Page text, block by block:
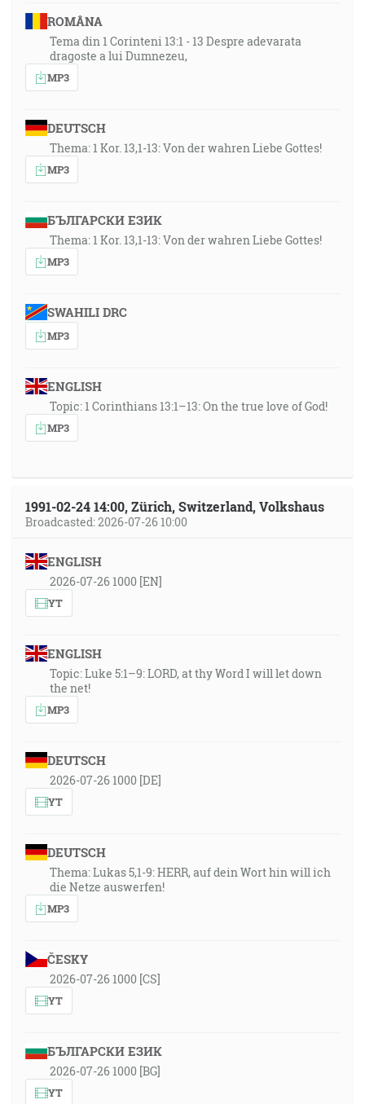
ROMÂNA
Tema din 1 Corinteni 13:1 - 13 Despre adevarata
dragoste a lui Dumnezeu,
MP3
DEUTSCH
Thema: 1 Kor. 13,1-13: Von der wahren Liebe Gottes!
MP3
БЪЛГАРСКИ ЕЗИК
Thema: 1 Kor. 13,1-13: Von der wahren Liebe Gottes!
MP3
SWAHILI DRC
MP3
ENGLISH
Topic: 1 Corinthians 13:1–13: On the true love of God!
MP3
1991-02-24 14:00, Zürich, Switzerland, Volkshaus
Broadcasted: 2026-07-26 10:00
ENGLISH
2026-07-26 1000 [EN]
YT
ENGLISH
Topic: Luke 5:1–9: LORD, at thy Word I will let down
the net!
MP3
DEUTSCH
2026-07-26 1000 [DE]
YT
DEUTSCH
Thema: Lukas 5,1-9: HERR, auf dein Wort hin will ich
die Netze auswerfen!
MP3
ČESKY
2026-07-26 1000 [CS]
YT
БЪЛГАРСКИ ЕЗИК
2026-07-26 1000 [BG]
YT